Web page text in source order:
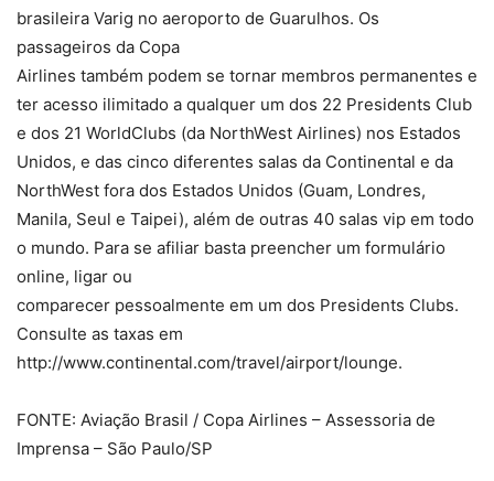
brasileira Varig no aeroporto de Guarulhos. Os
passageiros da Copa
Airlines também podem se tornar membros permanentes e
ter acesso ilimitado a qualquer um dos 22 Presidents Club
e dos 21 WorldClubs (da NorthWest Airlines) nos Estados
Unidos, e das cinco diferentes salas da Continental e da
NorthWest fora dos Estados Unidos (Guam, Londres,
Manila, Seul e Taipei), além de outras 40 salas vip em todo
o mundo. Para se afiliar basta preencher um formulário
online, ligar ou
comparecer pessoalmente em um dos Presidents Clubs.
Consulte as taxas em
http://www.continental.com/travel/airport/lounge.
FONTE: Aviação Brasil / Copa Airlines – Assessoria de
Imprensa – São Paulo/SP